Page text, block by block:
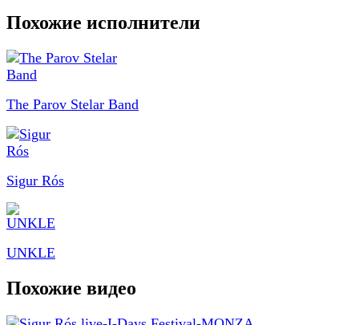
Похожие исполнители
The Parov Stelar Band
Sigur Rós
UNKLE
Похожие видео